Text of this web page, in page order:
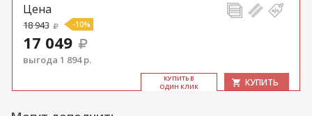
Цена
18 943 -10%
17 049
выгода 1 894 р.
КУ­ПИТЬ В
ОДИН КЛИК
КУПИТЬ